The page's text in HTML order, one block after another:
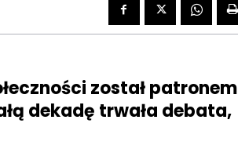
został patronem
dekadę trwała debata,